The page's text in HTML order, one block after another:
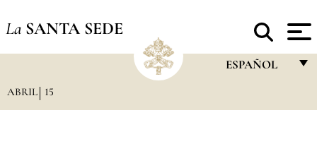
La SANTA SEDE
ESPAÑOL
ABRIL 15